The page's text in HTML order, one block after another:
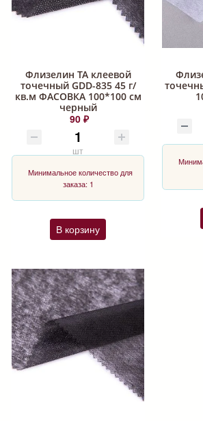
Флизелин ТА клеевой
точечный GDD-835 45 г/
кв.м ФАСОВКА 100*100 см
черный
90 ₽
шт
Минимальное количество для
заказа: 1
В корзину